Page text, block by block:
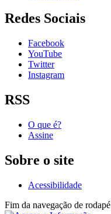
Redes Sociais
Facebook
YouTube
Twitter
Instagram
RSS
O que é?
Assine
Sobre o site
Acessibilidade
Fim da navegação de rodapé